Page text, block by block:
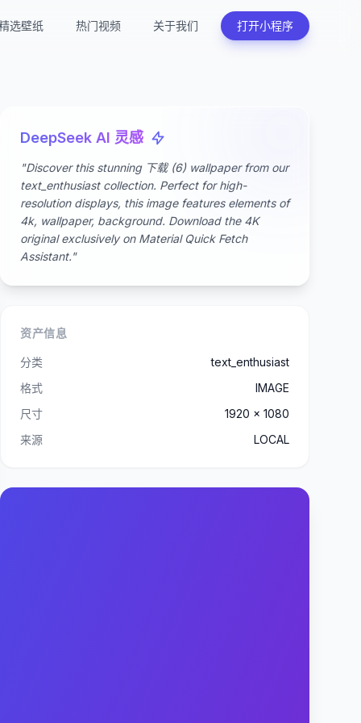
选壁纸 热门视频 关于我们 打开小程序
DeepSeek AI 灵感
"Discover this stunning 下载 (6) wallpaper from our
text_enthusiast collection. Perfect for high-
resolution displays, this image features elements of
4k, wallpaper, background. Download the 4K
original exclusively on Material Quick Fetch
Assistant."
资产信息
分类
text_enthusiast
格式
IMAGE
尺寸
1920 x 1080
来源
LOCAL